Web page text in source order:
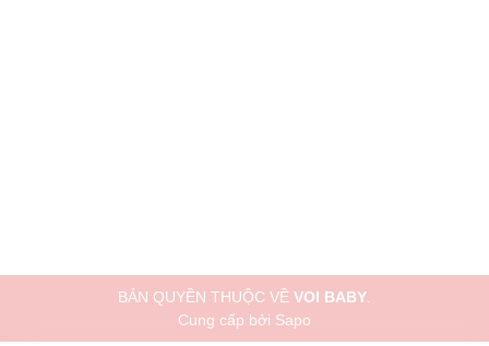
BẢN QUYỀN THUỘC VỀ VOI BABY.
Cung cấp bởi Sapo